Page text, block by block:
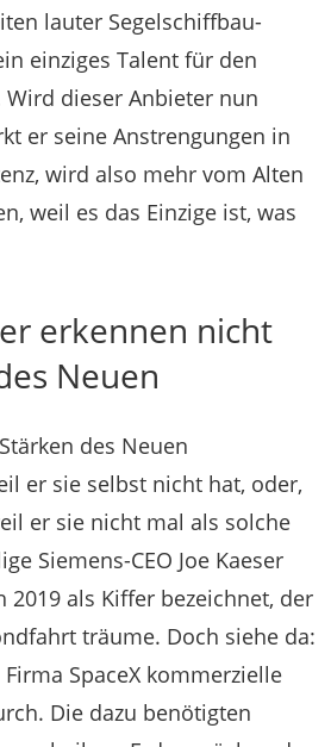
lauter Segelschiffbau-
einziges Talent für den
dieser Anbieter nun
er seine Anstrengungen in
wird also mehr vom Alten
weil es das Einzige ist, was
erkennen nicht
Neuen
des Neuen
er sie selbst nicht hat, oder,
er sie nicht mal als solche
Siemens-CEO Joe Kaeser
2019 als Kiffer bezeichnet, der
träume. Doch siehe da:
SpaceX kommerzielle
Die dazu benötigten